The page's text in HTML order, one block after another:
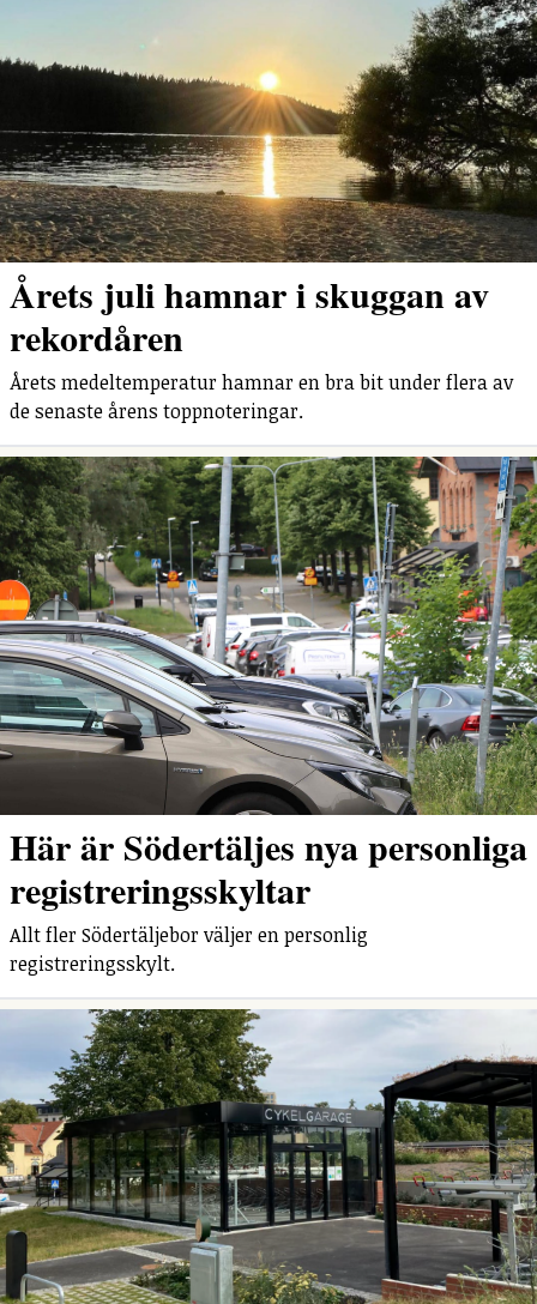
Årets juli hamnar i skuggan av
rekordåren
Årets medeltemperatur hamnar en bra bit under flera av
de senaste årens toppnoteringar.
Här är Södertäljes nya personliga
registreringsskyltar
Allt fler Södertäljebor väljer en personlig
registreringsskylt.